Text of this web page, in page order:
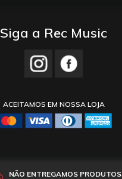
Siga a Rec Music
ACEITAMOS EM NOSSA LOJA
NÃO ENTREGAMOS PRODUTOS